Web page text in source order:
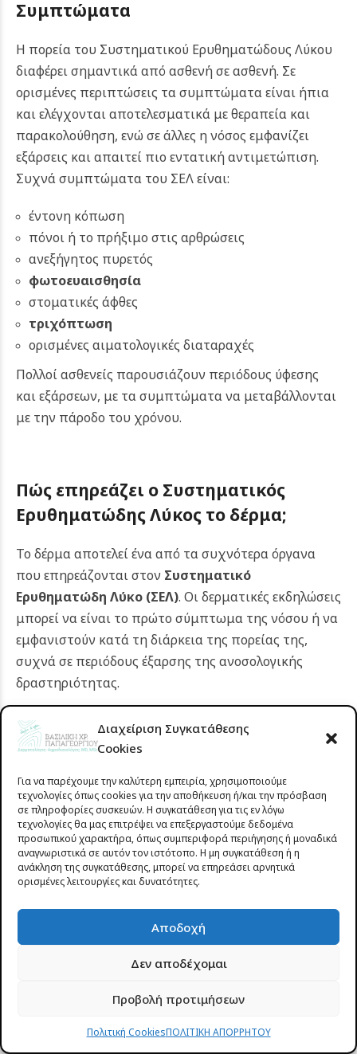
Διαχείριση Συγκατάθεσης
Cookies
Για να παρέχουμε την καλύτερη εμπειρία, χρησιμοποιούμε
τεχνολογίες όπως cookies για την αποθήκευση ή/και την πρόσβαση
σε πληροφορίες συσκευών. Η συγκατάθεση για τις εν λόγω
τεχνολογίες θα μας επιτρέψει να επεξεργαστούμε δεδομένα
προσωπικού χαρακτήρα, όπως συμπεριφορά περιήγησης ή μοναδικά
αναγνωριστικά σε αυτόν τον ιστότοπο. Η μη συγκατάθεση ή η
ανάκληση της συγκατάθεσης, μπορεί να επηρεάσει αρνητικά
ορισμένες λειτουργίες και δυνατότητες.
Αποδοχή
Δεν αποδέχομαι
Προβολή προτιμήσεων
Πολιτική CookiesΠΟΛΙΤΙΚΗ ΑΠΟΡΡΗΤΟΥ
Συμπτώματα
Η πορεία του Συστηματικού Ερυθηματώδους Λύκου
διαφέρει σημαντικά από ασθενή σε ασθενή. Σε
ορισμένες περιπτώσεις τα συμπτώματα είναι ήπια
και ελέγχονται αποτελεσματικά με θεραπεία και
παρακολούθηση, ενώ σε άλλες η νόσος εμφανίζει
εξάρσεις και απαιτεί πιο εντατική αντιμετώπιση.
Συχνά συμπτώματα του ΣΕΛ είναι:
έντονη κόπωση
πόνοι ή το πρήξιμο στις αρθρώσεις
ανεξήγητος πυρετός
φωτοευαισθησία
στοματικές άφθες
τριχόπτωση
ορισμένες αιματολογικές διαταραχές
Πολλοί ασθενείς παρουσιάζουν περιόδους ύφεσης
και εξάρσεων, με τα συμπτώματα να μεταβάλλονται
με την πάροδο του χρόνου.
Πώς επηρεάζει ο Συστηματικός
Ερυθηματώδης Λύκος το δέρμα;
Το δέρμα αποτελεί ένα από τα συχνότερα όργανα
που επηρεάζονται στον Συστηματικό
Ερυθηματώδη Λύκο (ΣΕΛ). Οι δερματικές εκδηλώσεις
μπορεί να είναι το πρώτο σύμπτωμα της νόσου ή να
εμφανιστούν κατά τη διάρκεια της πορείας της,
συχνά σε περιόδους έξαρσης της ανοσολογικής
δραστηριότητας.
Η πιο χαρακτηριστική εκδήλωση είναι το ερύθημα
τύπου «πεταλούδας» στο πρόσωπο, το οποίο
μύτης. Το εξάνθημα αυτό εμφανίζεται συνήθως μετά
από έκθεση στον ήλιο και αποτελεί τυπικό εύρημα
του λύκου, χωρίς όμως να εμφανίζεται σε όλους τους
ασθενείς.
Δερματικός Λύκος
Ο δερματικός λύκος μπορεί επίσης
φωτοευαισθησία, εξανθήματα στον κορμό και στα
άνω άκρα, καθώς και με βλάβες στο τριχωτό της